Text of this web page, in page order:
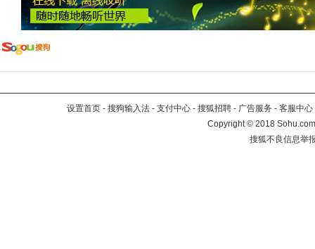
设置首页 - 搜狗输入法 - 支付中心 - 搜狐招聘 - 广告服务 - 客服中心
Copyright©2018
搜狐不良信息举